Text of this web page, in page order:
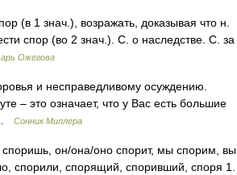
1 знач.), возражать, доказывая что н.
спор (во 2 знач.). С. о наследстве. С. за
Ожегова
и несправедливому осуждению.
– это означает, что у Вас есть большие
Сонник Миллера
он/она/оно спорит, мы спорим, вы
спорили, спорящий, споривший, споря 1.